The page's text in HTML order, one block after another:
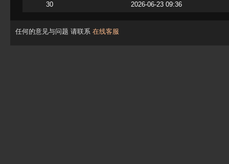
30 2026-06-23 09:36
任何的意见与问题 请联系 在线客服